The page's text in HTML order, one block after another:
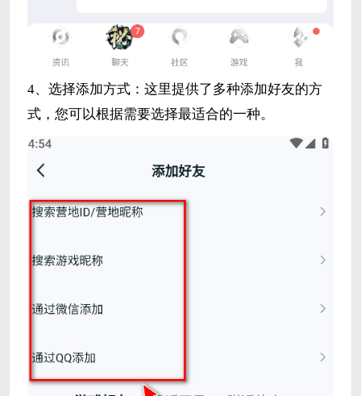
4、选择添加方式：这里提供了多种添加好友的方
式，您可以根据需要选择最适合的一种。